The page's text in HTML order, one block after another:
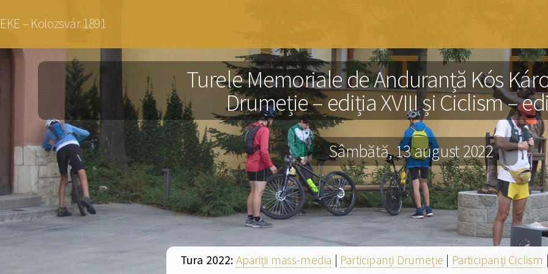
la
conținutul
EKE – Kolozsvár 1891
Turele Memoriale de Anduranță Kós
Drumeție – ediția XVIII și Ciclism –
Sâmbătă, 13 august 2022
Tura 2022: Apariții mass-media | Participanți Drumeție | Participanți Ciclism |